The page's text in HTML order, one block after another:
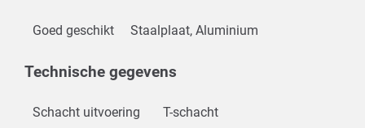
Goed geschikt Staalplaat, Aluminium
Technische gegevens
Schacht uitvoering T-schacht